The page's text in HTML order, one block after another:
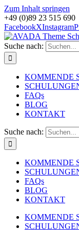
Zum Inhalt springen
+49 (0)89 23 515 690
FacebookXInstagram
Suche nach:
KOMMENDE
FAQs
BLOG
KONTAKT
Suche nach:
KOMMENDE
FAQs
BLOG
KONTAKT
KOMMENDE